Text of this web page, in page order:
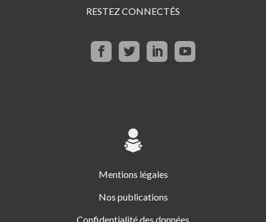
RESTEZ CONNECTÉS
Mentions légales
Nos publications
Confidentialité des données